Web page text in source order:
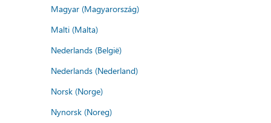
Magyar (Magyarország)
Malti (Malta)
Nederlands (België)
Nederlands (Nederland)
Norsk (Norge)
Nynorsk (Noreg)